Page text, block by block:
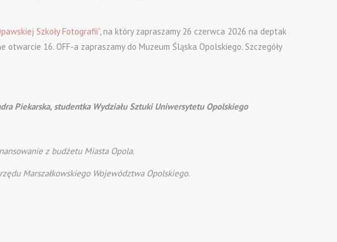
Szkoły Fotografii”, na który zapraszamy 26 czerwca 2026 na deptak
16. OFF-a zapraszamy do Muzeum Śląska Opolskiego. Szczegóły
Piekarska, studentka Wydziału Sztuki Uniwersytetu Opolskiego
z budżetu Miasta Opola.
Marszałkowskiego Województwa Opolskiego.